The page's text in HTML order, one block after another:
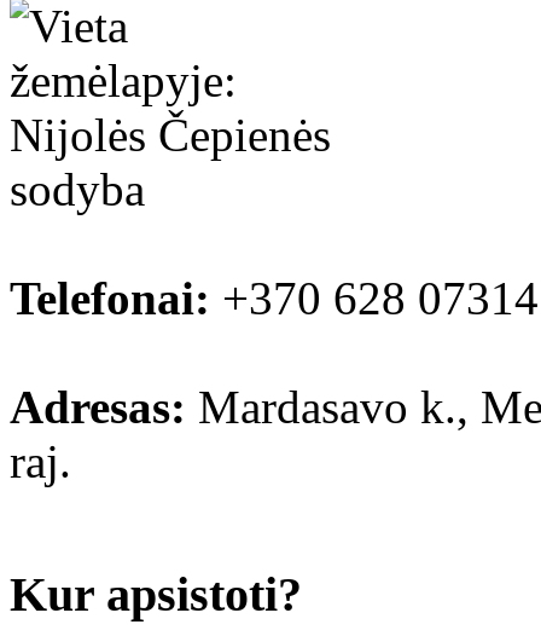
Telefonai: +370 628 07314
Adresas: Mardasavo k.,
raj.
Kur apsistoti?